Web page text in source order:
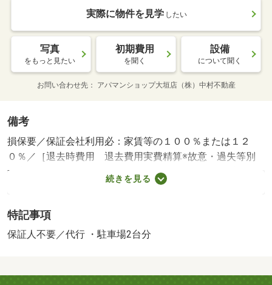
実際に物件を見学 したい
写真
をもっと見たい
初期費用
を聞く
設備
について聞く
お問い合わせ先 アパマンショップ大垣店（株）中村不動産
備考
損保要／保証会社利用必：家賃等の１００％または１２
０％／［退去時費用 退去費用実費精算※故意・過失等別
途実費］環境維持費：１ヶ月５５０円（税込）、鍵交換
費：ご契約時１６５００円（税込）、退去時清掃費：６３
保証委託料：必要 保証会社：プラザ賃貸保証／バストイ
レ別／バルコニー／温水洗浄便座／礼金不要／敷金不要／
エディオン真正店（その他）まで４４３７ｍ／ゲンキー真
続きを見る
特記事項
保証人不要／代行 ・駐車場2台分